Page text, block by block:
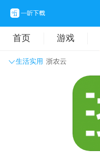
首页 游戏
生活实用 浙农云
主题壁纸
拍摄美化